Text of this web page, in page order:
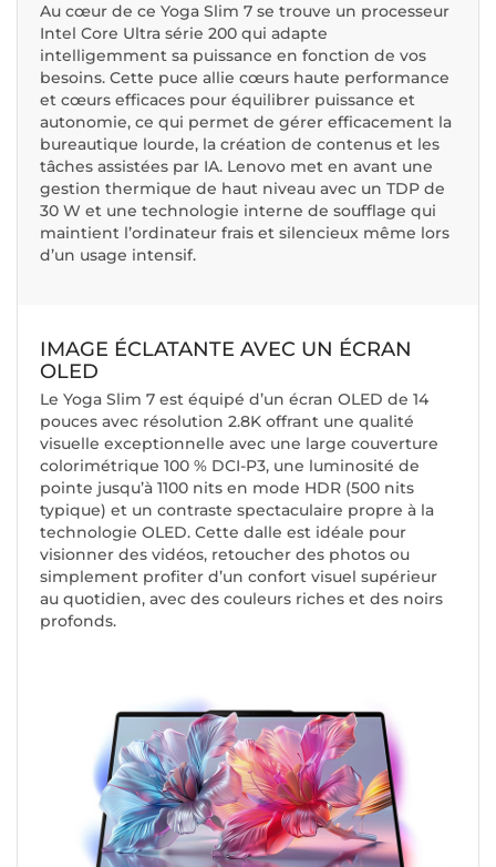
Au cœur de ce Yoga Slim 7 se trouve un processeur
Intel Core Ultra série 200 qui adapte
intelligemment sa puissance en fonction de vos
besoins. Cette puce allie cœurs haute performance
et cœurs efficaces pour équilibrer puissance et
autonomie, ce qui permet de gérer efficacement la
bureautique lourde, la création de contenus et les
tâches assistées par IA. Lenovo met en avant une
gestion thermique de haut niveau avec un TDP de
30 W et une technologie interne de soufflage qui
maintient l’ordinateur frais et silencieux même lors
d’un usage intensif.
IMAGE ÉCLATANTE AVEC UN ÉCRAN
OLED
Le Yoga Slim 7 est équipé d’un écran OLED de 14
pouces avec résolution 2.8K offrant une qualité
visuelle exceptionnelle avec une large couverture
colorimétrique 100 % DCI-P3, une luminosité de
pointe jusqu’à 1100 nits en mode HDR (500 nits
typique) et un contraste spectaculaire propre à la
technologie OLED. Cette dalle est idéale pour
visionner des vidéos, retoucher des photos ou
simplement profiter d’un confort visuel supérieur
au quotidien, avec des couleurs riches et des noirs
profonds.